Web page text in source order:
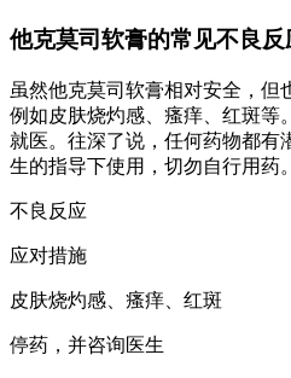
他克莫司软膏的常见不良反
虽然他克莫司软膏相对安全，但
例如皮肤烧灼感、瘙痒、红斑等
就医。往深了说，任何药物都有
生的指导下使用，切勿自行用药。
不良反应
应对措施
皮肤烧灼感、瘙痒、红斑
停药，并咨询医生